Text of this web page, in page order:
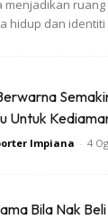
yang sesuai
menjadikan
hidup dan identiti
Untuk
Impiana - 4
Bila Nak Beli